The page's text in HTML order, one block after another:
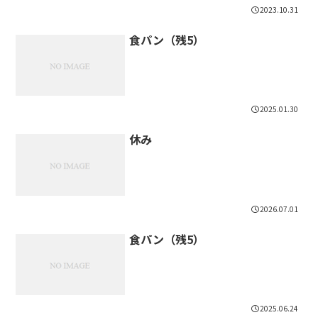
2023.10.31
食パン（残5）
2025.01.30
休み
2026.07.01
食パン（残5）
2025.06.24